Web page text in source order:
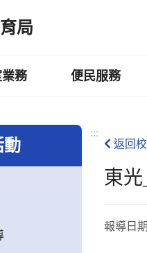
局
務 便民服務
動
:::
返回
東
報導日